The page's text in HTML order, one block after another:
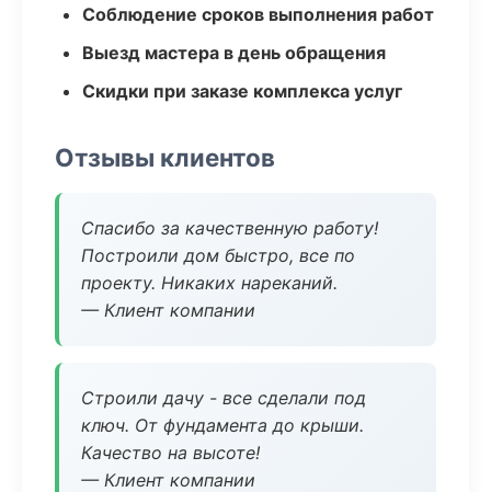
Соблюдение сроков выполнения работ
Выезд мастера в день обращения
Скидки при заказе комплекса услуг
Отзывы клиентов
Спасибо за качественную работу!
Построили дом быстро, все по
проекту. Никаких нареканий.
— Клиент компании
Строили дачу - все сделали под
ключ. От фундамента до крыши.
Качество на высоте!
— Клиент компании